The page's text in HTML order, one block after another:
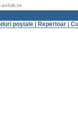
poştale | Repertoar |